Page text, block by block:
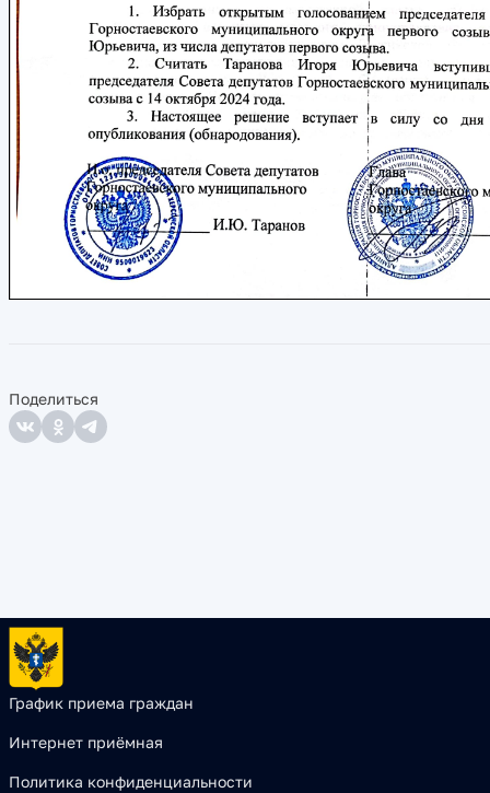
Поделиться
График приема граждан
Интернет приёмная
Политика конфиденциальности